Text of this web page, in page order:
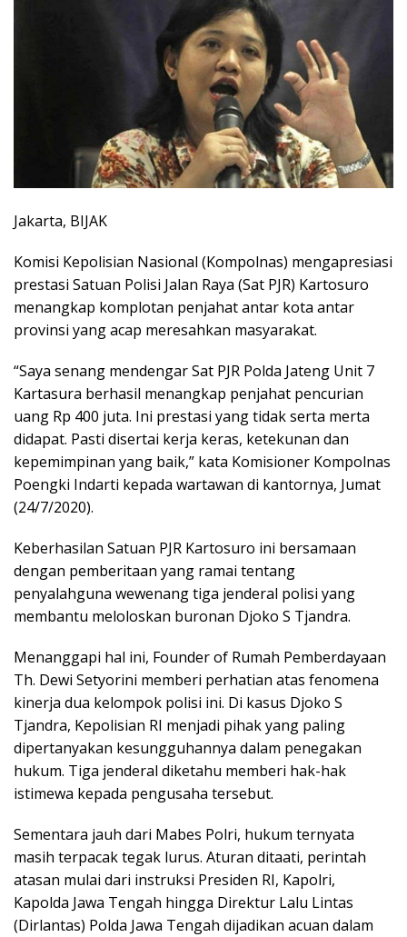
Jakarta, BIJAK
Komisi Kepolisian Nasional (Kompolnas) mengapresiasi
prestasi Satuan Polisi Jalan Raya (Sat PJR) Kartosuro
menangkap komplotan penjahat antar kota antar
provinsi yang acap meresahkan masyarakat.
“Saya senang mendengar Sat PJR Polda Jateng Unit 7
Kartasura berhasil menangkap penjahat pencurian
uang Rp 400 juta. Ini prestasi yang tidak serta merta
didapat. Pasti disertai kerja keras, ketekunan dan
kepemimpinan yang baik,” kata Komisioner Kompolnas
Poengki Indarti kepada wartawan di kantornya, Jumat
(24/7/2020).
Keberhasilan Satuan PJR Kartosuro ini bersamaan
dengan pemberitaan yang ramai tentang
penyalahguna wewenang tiga jenderal polisi yang
membantu meloloskan buronan Djoko S Tjandra.
Menanggapi hal ini, Founder of Rumah Pemberdayaan
Th. Dewi Setyorini memberi perhatian atas fenomena
kinerja dua kelompok polisi ini. Di kasus Djoko S
Tjandra, Kepolisian RI menjadi pihak yang paling
dipertanyakan kesungguhannya dalam penegakan
hukum. Tiga jenderal diketahu memberi hak-hak
istimewa kepada pengusaha tersebut.
Sementara jauh dari Mabes Polri, hukum ternyata
masih terpacak tegak lurus. Aturan ditaati, perintah
atasan mulai dari instruksi Presiden RI, Kapolri,
Kapolda Jawa Tengah hingga Direktur Lalu Lintas
(Dirlantas) Polda Jawa Tengah dijadikan acuan dalam